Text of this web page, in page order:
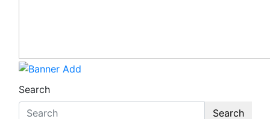
Search
Search